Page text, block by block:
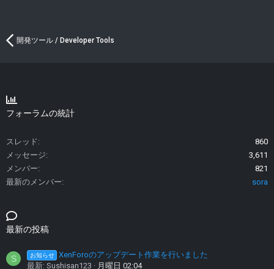
開発ツール / Developer Tools
フォーラムの統計
スレッド
860
メッセージ
3,611
メンバー
821
最新のメンバー
sora
最新の投稿
S お知らせ XenForoのアップデート作業を行いました
最新: Sushisan123
月曜日 02:04